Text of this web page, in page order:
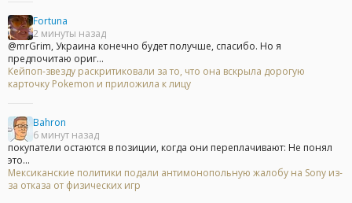
Fortuna
2 минуты назад
@mrGrim, Украина конечно будет получше, спасибо. Но я
предпочитаю ориг...
Кейпоп-звезду раскритиковали за то, что она вскрыла дорогую
карточку Pokemon и приложила к лицу
Bahron
6 минут назад
покупатели остаются в позиции, когда они переплачивают: Не понял
это...
Мексиканские политики подали антимонопольную жалобу на Sony из-
за отказа от физических игр